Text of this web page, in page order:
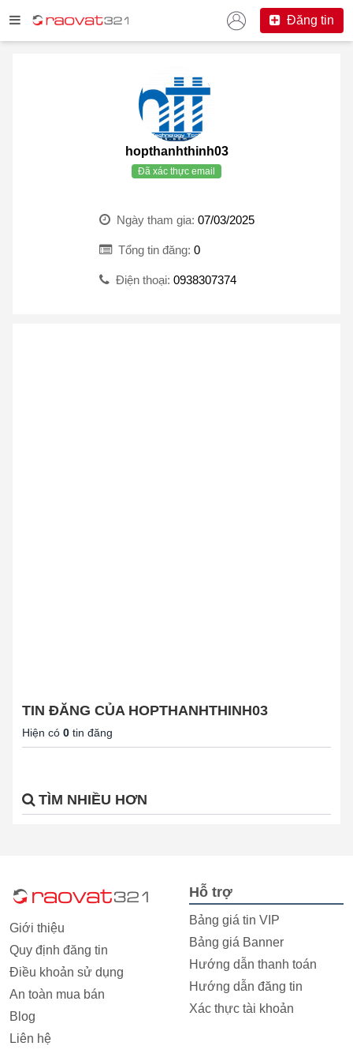
Đăng tin
hopthanhthinh03
Đã xác thực email
Ngày tham gia: 07/03/2025
Tổng tin đăng: 0
Điện thoại: 0938307374
TIN ĐĂNG CỦA HOPTHANHTHINH03
Hiện có 0 tin đăng
TÌM NHIỀU HƠN
Giới thiệu
Quy định đăng tin
Điều khoản sử dụng
An toàn mua bán
Blog
Liên hệ
Hỗ trợ
Bảng giá tin VIP
Bảng giá Banner
Hướng dẫn thanh toán
Hướng dẫn đăng tin
Xác thực tài khoản